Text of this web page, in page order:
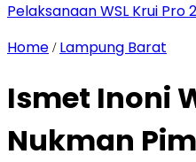
Pelaksanaan WSL Krui Pro
Home / Lampung Barat
Ismet Inoni
Nukman